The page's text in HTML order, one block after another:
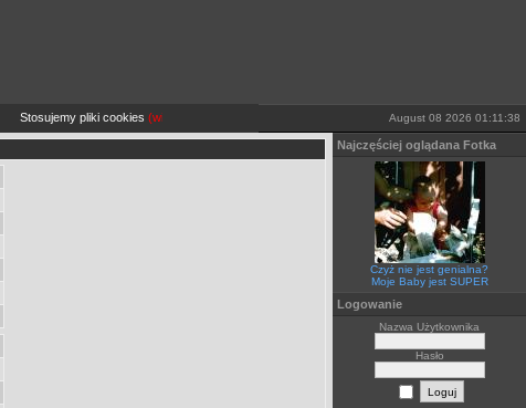
Stosujemy pliki cookies(więcej TUTAJ). Jeżeli sobie tego nie życzysz wyłącz je lub opuść
August 08 2026 01:11:38
Najczęściej oglądana Fotka
Czyż nie jest genialna?
Moje Baby jest SUPER
Logowanie
Nazwa Użytkownika
Hasło